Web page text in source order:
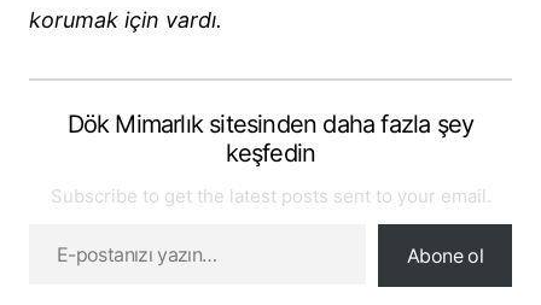
korumak için vardı.
Dök Mimarlık sitesinden daha fazla şey
keşfedin
Subscribe to get the latest posts sent to your email.
Abone ol